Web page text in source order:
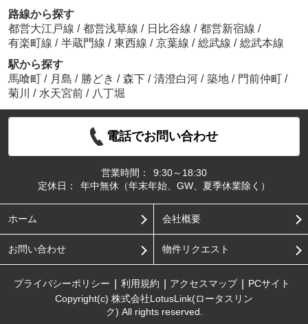
路線から探す
都営大江戸線 / 都営浅草線 / 日比谷線 / 都営新宿線 /
有楽町線 / 半蔵門線 / 東西線 / 京葉線 / 総武線 / 総武本線
駅から探す
馬喰町 / 月島 / 勝どき / 森下 / 清澄白河 / 築地 / 門前仲町 /
菊川 / 水天宮前 / 八丁堀
電話でお問い合わせ
営業時間：
9:30～18:30
定休日：
年中無休（年末年始、GW、夏季休業除く）
ホーム 会社概要
お問い合わせ 物件リクエスト
プライバシーポリシー 利用規約 アクセスマップ
PCサイト
Copyright(c) 株式会社LotusLink(ロータスリン
ク) All rights reserved.